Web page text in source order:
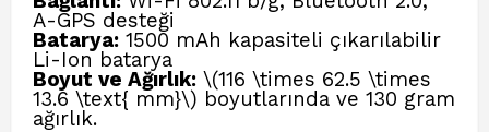
A-GPS desteği
Batarya: 1500 mAh kapasiteli çıkarılabilir
Li-Ion batarya
Boyut ve Ağırlık: \(116 \times 62.5 \times
13.6 \text{ mm}\) boyutlarında ve 130 gram
ağırlık.